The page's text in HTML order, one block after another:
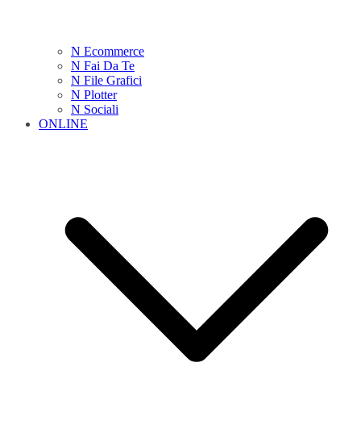
N Ecommerce
N Fai Da Te
N File Grafici
N Plotter
N Sociali
ONLINE